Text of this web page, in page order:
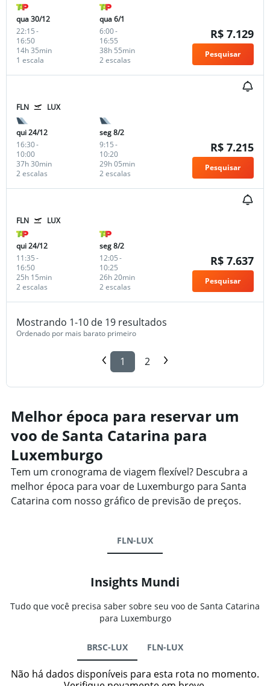
qua 30/12
22:15-
16:50
1 escala
14h 35min
qua 6/1
6:00-
16:55
2 escalas
38h 55min
R$ 7.129
Pesquisar
FLN LUX
qui 24/12
16:30-
10:00
2 escalas
37h 30min
seg 8/2
9:15-
10:20
2 escalas
29h 05min
R$ 7.215
Pesquisar
FLN LUX
qui 24/12
11:35-
16:50
2 escalas
25h 15min
seg 8/2
12:05-
10:25
2 escalas
26h 20min
R$ 7.637
Pesquisar
Mostrando 1-10 de 19 resultados
Ordenado por mais barato primeiro
1 2
Melhor época para reservar um
voo de Santa Catarina para
Luxemburgo
Tem um cronograma de viagem flexível? Descubra a
melhor época para voar de Luxemburgo para Santa
Catarina com nosso gráfico de previsão de preços.
FLN-LUX
Insights Mundi
Tudo que você precisa saber sobre seu voo de Santa Catarina
para Luxemburgo
BRSC-LUX FLN-LUX
Não há dados disponíveis para esta rota no momento.